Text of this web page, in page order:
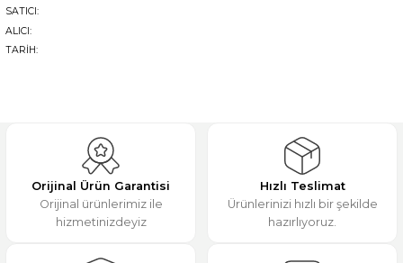
SATICI:
ALICI:
TARİH:
Orijinal Ürün Garantisi
Orijinal ürünlerimiz ile
hizmetinizdeyiz
Hızlı Teslimat
Ürünlerinizi hızlı bir şekilde
hazırlıyoruz.